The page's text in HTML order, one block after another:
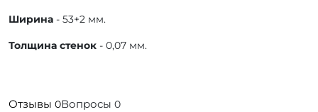
Ширина - 53+2 мм.
Толщина стенок - 0,07 мм.
Отзывы 0Вопросы 0